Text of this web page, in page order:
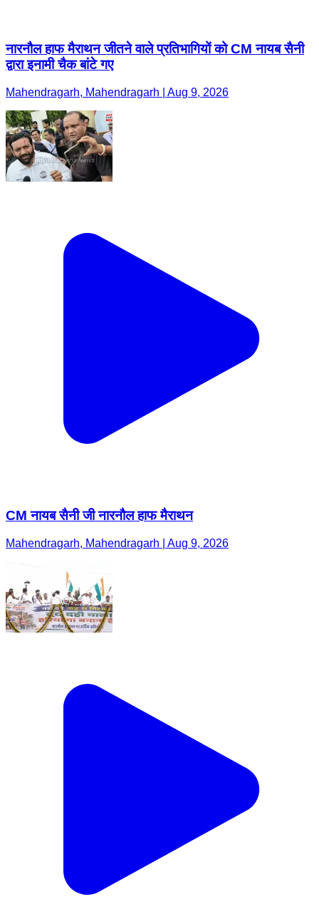
नारनौल हाफ मैराथन जीतने वाले प्रतिभागियों को CM नायब सैनी
द्वारा इनामी चैक बांटे गए
Mahendragarh, Mahendragarh | Aug 9, 2026
CM नायब सैनी जी नारनौल हाफ मैराथन
Mahendragarh, Mahendragarh | Aug 9, 2026